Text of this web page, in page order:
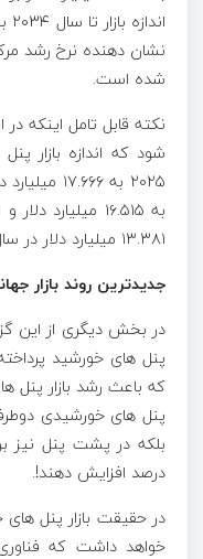
شده است.
نکته قابل تامل
شود که اندازه بازار
۲۰۲۵ به
به ۱۶.۵۱۵
۱۳.۳۸۱ میلیارد دلار در سال ۲۰۲۵ برسد.
جدیدترین روند بازار
در بخش دیگری از این
پنل های خورشید
که باعث رشد بازار
پنل‌ های خورشیدی
درصد افزایش دهند!.
در حقیقت بازار پنل‌